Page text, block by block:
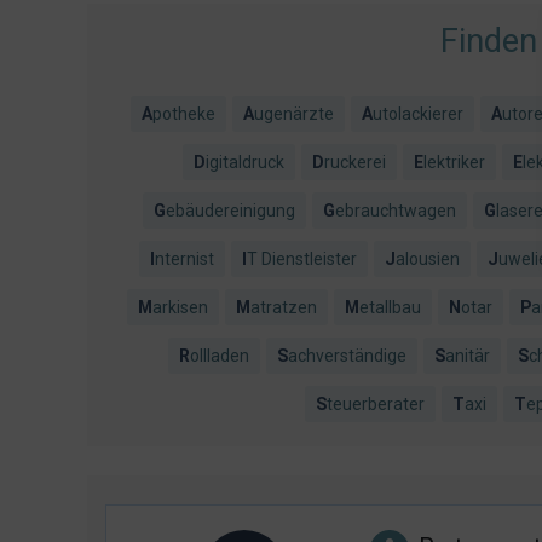
Apotheke Augenärzte Autolackierer
Digitaldruck Druckerei Elektriker
Gebäudereinigung Gebrauchtwagen
Internist IT Dienstleister Jalousien
Markisen Matratzen Metallbau Notar
Rollladen Sachverständige Sanitär
Steuerberater Taxi